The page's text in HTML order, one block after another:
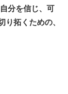
自分を信じ、可
り拓くための、